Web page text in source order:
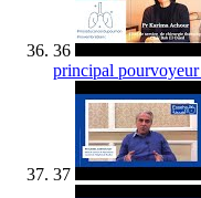
36
principal
37